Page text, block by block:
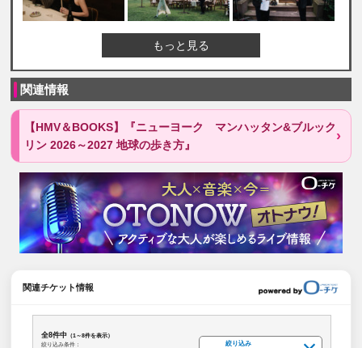
もっと見る
関連情報
【HMV＆BOOKS】『ニューヨーク マンハッタン&ブルック
リン 2026～2027 地球の歩き方』
関連チケット情報
全8件中 （1～8件を表示）
絞り込み条件：
絞り込み